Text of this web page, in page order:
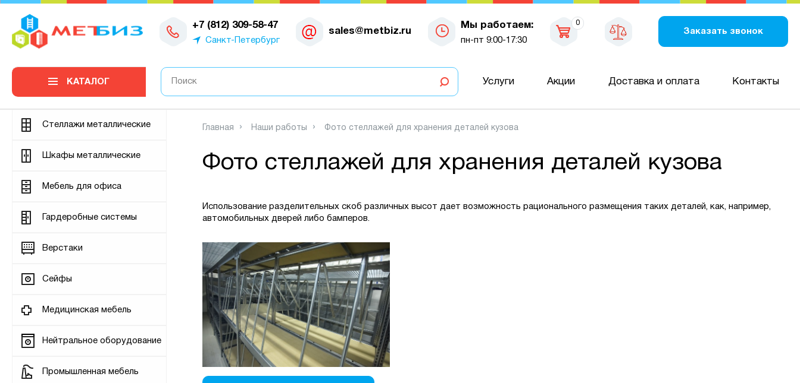
+7 (812) 309-58-47
Санкт-Петербург
sales@metbiz.ru
Мы работаем:
пн-пт 9:00-17:30
0
Заказать звонок
0
КАТАЛОГ Услуги Акции Доставка и оплата Контакты
Стеллажи металлические
Шкафы металлические
Мебель для офиса
Гардеробные системы
Верстаки
Сейфы
Медицинская мебель
Нейтральное оборудование
Промышленная мебель
Главная Наши работы Фото стеллажей для хранения деталей кузова
Фото стеллажей для хранения деталей кузова
Использование разделительных скоб различных высот дает возможность рационального размещения таких деталей, как, например,
автомобильных дверей либо бамперов.